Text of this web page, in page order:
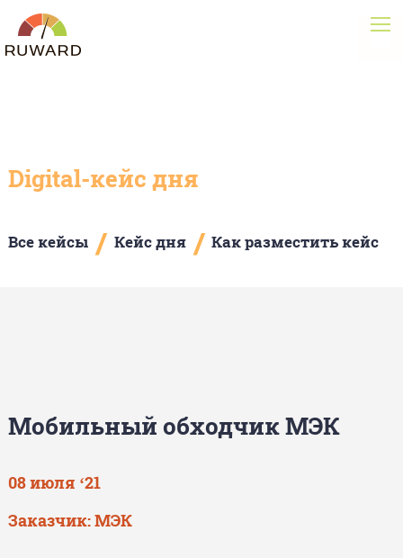
Digital-кейс дня
Все кейсы / Кейс дня / Как разместить кейс
Мобильный обходчик МЭК
08 июля ‘21
Заказчик: МЭК